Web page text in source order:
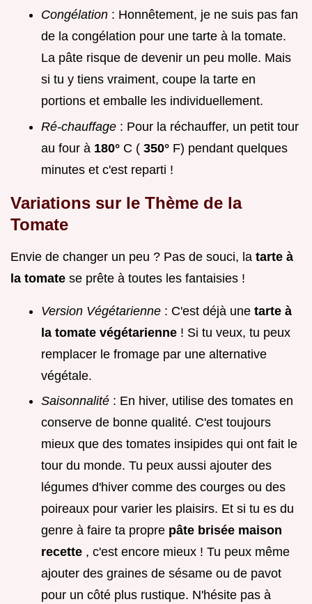
Congélation : Honnêtement, je ne suis pas fan
de la congélation pour une tarte à la tomate.
La pâte risque de devenir un peu molle. Mais
si tu y tiens vraiment, coupe la tarte en
portions et emballe les individuellement.
Ré-chauffage : Pour la réchauffer, un petit tour
au four à 180° C ( 350° F) pendant quelques
minutes et c'est reparti !
Variations sur le Thème de la
Tomate
Envie de changer un peu ? Pas de souci, la tarte à
la tomate se prête à toutes les fantaisies !
Version Végétarienne : C'est déjà une tarte à
la tomate végétarienne ! Si tu veux, tu peux
remplacer le fromage par une alternative
végétale.
Saisonnalité : En hiver, utilise des tomates en
conserve de bonne qualité. C'est toujours
mieux que des tomates insipides qui ont fait le
tour du monde. Tu peux aussi ajouter des
légumes d'hiver comme des courges ou des
poireaux pour varier les plaisirs. Et si tu es du
genre à faire ta propre pâte brisée maison
recette , c'est encore mieux ! Tu peux même
ajouter des graines de sésame ou de pavot
pour un côté plus rustique. N'hésite pas à